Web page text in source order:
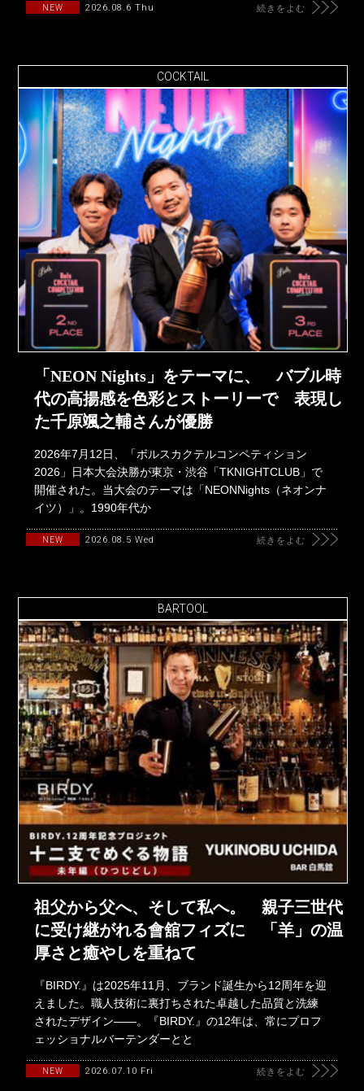
NEW 2026.08.6 Thu 続きをよむ
COCKTAIL
「NEON Nights」をテーマに、 バブル時
代の高揚感を色彩とストーリーで 表現し
た千原颯之輔さんが優勝
2026年7月12日、「ボルスカクテルコンペティション
2026」日本大会決勝が東京・渋谷「TKNIGHTCLUB」で
開催された。当大会のテーマは「NEONNights（ネオンナ
イツ）」。1990年代か
NEW 2026.08.5 Wed 続きをよむ
BARTOOL
祖父から父へ、そして私へ。 親子三世代
に受け継がれる會舘フィズに 「羊」の温
厚さと癒やしを重ねて
『BIRDY.』は2025年11月、ブランド誕生から12周年を迎
えました。職人技術に裏打ちされた卓越した品質と洗練
されたデザイン――。『BIRDY.』の12年は、常にプロフ
ェッショナルバーテンダーとと
NEW 2026.07.10 Fri 続きをよむ